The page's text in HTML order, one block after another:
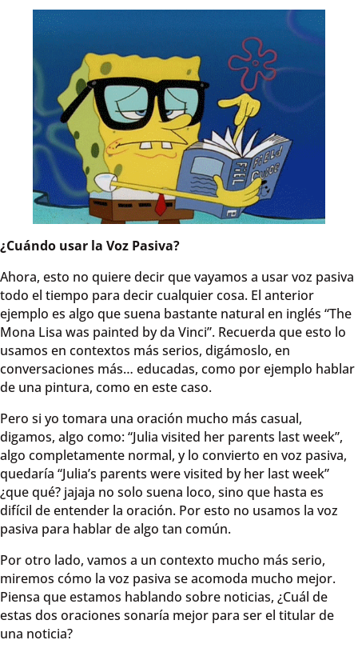
¿Cuándo usar la Voz Pasiva?
Ahora, esto no quiere decir que vayamos a usar voz pasiva
todo el tiempo para decir cualquier cosa. El anterior
ejemplo es algo que suena bastante natural en inglés “The
Mona Lisa was painted by da Vinci”. Recuerda que esto lo
usamos en contextos más serios, digámoslo, en
conversaciones más… educadas, como por ejemplo hablar
de una pintura, como en este caso.
Pero si yo tomara una oración mucho más casual,
digamos, algo como: “Julia visited her parents last week”,
algo completamente normal, y lo convierto en voz pasiva,
quedaría “Julia’s parents were visited by her last week”
¿que qué? jajaja no solo suena loco, sino que hasta es
difícil de entender la oración. Por esto no usamos la voz
pasiva para hablar de algo tan común.
Por otro lado, vamos a un contexto mucho más serio,
miremos cómo la voz pasiva se acomoda mucho mejor.
Piensa que estamos hablando sobre noticias, ¿Cuál de
estas dos oraciones sonaría mejor para ser el titular de
una noticia?